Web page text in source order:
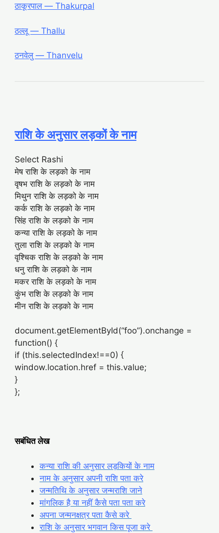
ठाकूरपाल — Thakurpal
ठल्लू — Thallu
ठनवेलु — Thanvelu
राशि के अनुसार लड़कों के नाम
Select Rashi
मेष राशि के लड़को के नाम
वृषभ राशि के लड़को के नाम
मिथुन राशि के लड़को के नाम
कर्क राशि के लड़को के नाम
सिंह राशि के लड़को के नाम
कन्या राशि के लड़को के नाम
तुला राशि के लड़को के नाम
वृश्चिक राशि के लड़को के नाम
धनु राशि के लड़को के नाम
मकर राशि के लड़को के नाम
कुंभ राशि के लड़को के नाम
मीन राशि के लड़को के नाम
document.getElementById(“foo”).onchange =
function() {
if (this.selectedIndex!==0) {
window.location.href = this.value;
}
};
सबंधित लेख
कन्या राशि की अनुसार लड़कियों के नाम
नाम के अनुसार अपनी राशि पता करे
जन्मतिथि के अनुसार जन्मराशि जाने
मांगलिक है या नहीं कैसे पता पता करे
अपना जन्मनक्षत्र पता कैसे करे
राशि के अनुसार भगवान किस पूजा करे